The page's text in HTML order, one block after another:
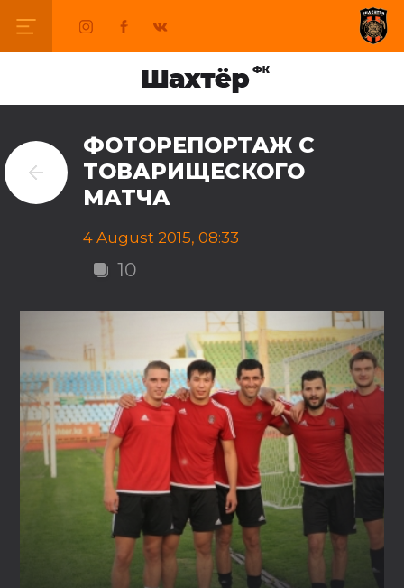
ФОТОРЕПОРТАЖ С
ТОВАРИЩЕСКОГО
МАТЧА
4 August 2015, 08:33
10